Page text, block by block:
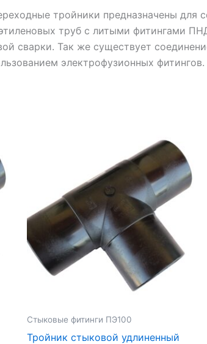
тройники предназначены
труб с литыми фитингами
сварки. Так же существует
электрофузионных фитингов.
Стыковые фитинги ПЭ100
Тройник стыковой удлиненный